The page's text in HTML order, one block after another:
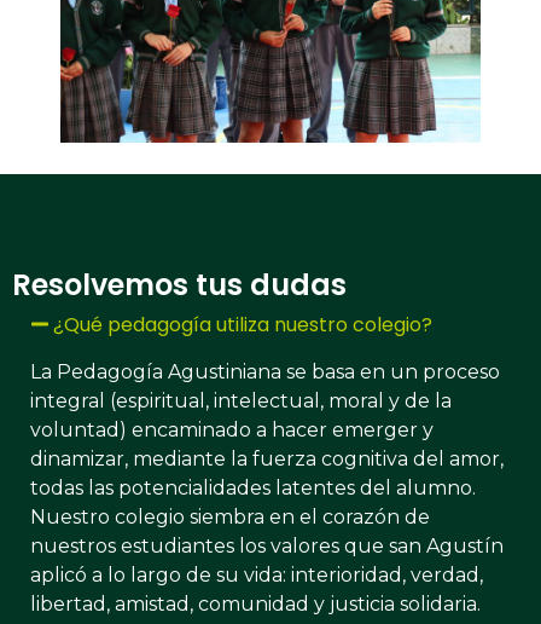
Resolvemos tus dudas
¿Qué pedagogía utiliza nuestro colegio?
La Pedagogía Agustiniana se basa en un proceso
integral (espiritual, intelectual, moral y de la
voluntad) encaminado a hacer emerger y
dinamizar, mediante la fuerza cognitiva del amor,
todas las potencialidades latentes del alumno.​
Nuestro colegio siembra en el corazón de
nuestros estudiantes los valores que san Agustín
aplicó a lo largo de su vida: interioridad, verdad,
libertad, amistad, comunidad y justicia solidaria.